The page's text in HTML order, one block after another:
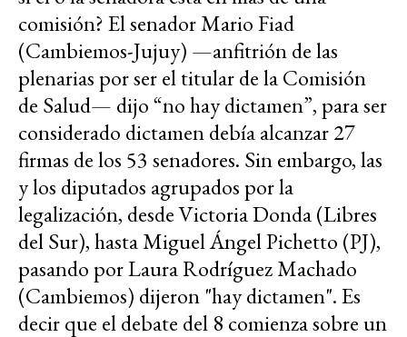
comisión? El senador Mario Fiad
(Cambiemos-Jujuy) —anfitrión de las
plenarias por ser el titular de la Comisión
de Salud— dijo “no hay dictamen”, para ser
considerado dictamen debía alcanzar 27
firmas de los 53 senadores. Sin embargo, las
y los diputados agrupados por la
legalización, desde Victoria Donda (Libres
del Sur), hasta Miguel Ángel Pichetto (PJ),
pasando por Laura Rodríguez Machado
(Cambiemos) dijeron "hay dictamen". Es
decir que el debate del 8 comienza sobre un